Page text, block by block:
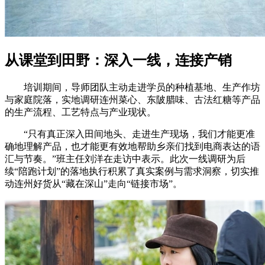
从课堂到田野：深入一线，连接产销
培训期间，导师团队主动走进学员的种植基地、生产作坊
与家庭院落，实地调研连州菜心、东陂腊味、古法红糖等产品
的生产流程、工艺特点与产业现状。
“只有真正深入田间地头、走进生产现场，我们才能更准
确地理解产品，也才能更有效地帮助乡亲们找到电商表达的语
汇与节奏。”班主任刘洋在走访中表示。此次一线调研为后
续“陪跑计划”的落地执行积累了真实案例与需求洞察，切实推
动连州好货从“藏在深山”走向“链接市场”。